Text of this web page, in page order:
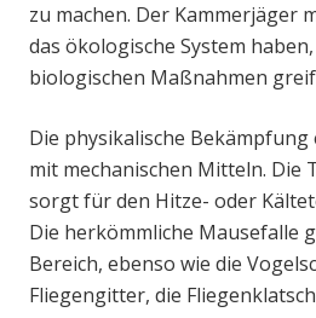
zu machen. Der Kammerjäger
das ökologische System
biologischen Maßnahmen
Die physikalische
mit mechanischen Mitteln.
sorgt für den Hitze- oder
Die herkömmliche Mausefalle
Bereich, ebenso wie die
Fliegengitter, die